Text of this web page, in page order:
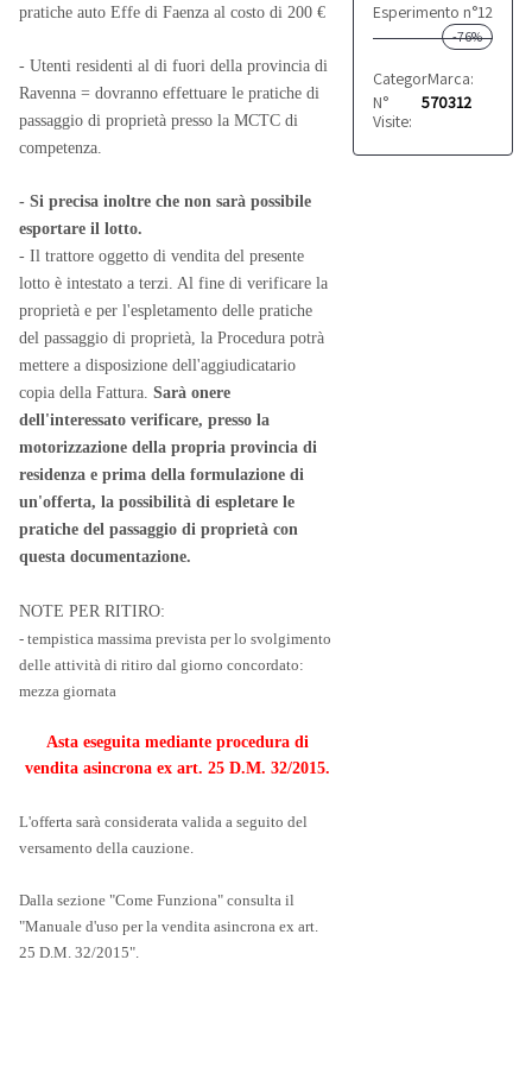
Esperimento n°12
-76%
Categoria: Trattori
Marca:
N°
Visite:
570312
pratiche auto Effe di Faenza al costo di 200 €
- Utenti residenti al di fuori della provincia di
Ravenna = dovranno effettuare le pratiche di
passaggio di proprietà presso la MCTC di
competenza.
- Si precisa inoltre che non sarà possibile
esportare il lotto.
- Il trattore oggetto di vendita del presente
lotto è intestato a terzi. Al fine di verificare la
proprietà e per l'espletamento delle pratiche
del passaggio di proprietà, la Procedura potrà
mettere a disposizione dell'aggiudicatario
copia della Fattura. Sarà onere
dell'interessato verificare, presso la
motorizzazione della propria provincia di
residenza e prima della formulazione di
un'offerta, la possibilità di espletare le
pratiche del passaggio di proprietà con
questa documentazione.
NOTE PER RITIRO:
- tempistica massima prevista per lo svolgimento
delle attività di ritiro dal giorno concordato:
mezza giornata
Asta eseguita mediante procedura di
vendita asincrona ex art. 25 D.M. 32/2015.
L'offerta sarà considerata valida a seguito del
versamento della cauzione.
Dalla sezione "Come Funziona" consulta il
"Manuale d'uso per la vendita asincrona ex art.
25 D.M. 32/2015".